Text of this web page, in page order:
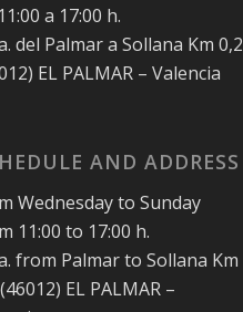
a 17:00 h.
del Palmar a Sollana Km 0,2
EL PALMAR – Valencia
AND ADDRESS
Wednesday to Sunday
11:00 to 17:00 h.
from Palmar to Sollana Km
EL PALMAR –